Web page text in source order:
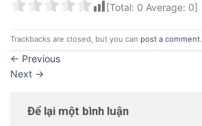
[Total: 0 Average: 0]
Trackbacks are closed, but you can post a comment.
← Previous
Next →
Để lại một bình luận